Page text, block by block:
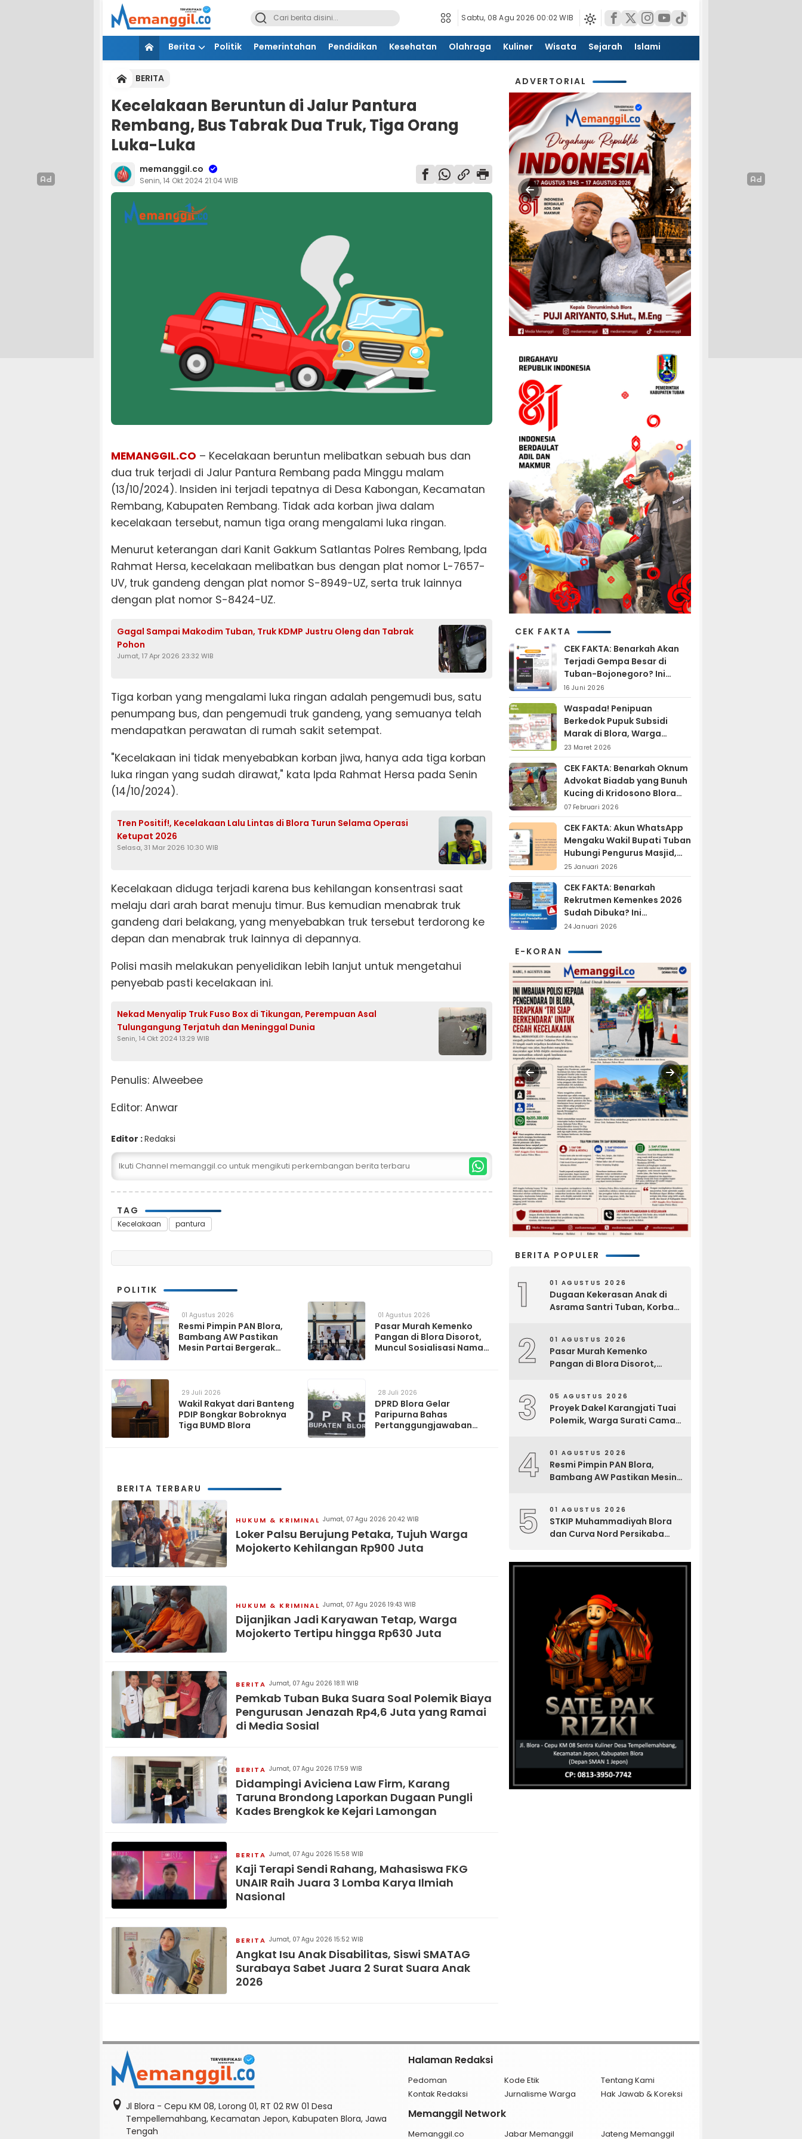
Sabtu, 08 Agu 2026 00:02 WIB
Berita Politik Pemerintahan Pendidikan Kesehatan Olahraga Kuliner Wisata Sejarah Islami
BERITA
Kecelakaan Beruntun di Jalur Pantura
Rembang, Bus Tabrak Dua Truk, Tiga Orang
Luka-Luka
memanggil.co
Senin, 14 Okt 2024 21:04 WIB
MEMANGGIL.CO – Kecelakaan beruntun melibatkan sebuah bus dan
dua truk terjadi di Jalur Pantura Rembang pada Minggu malam
(13/10/2024). Insiden ini terjadi tepatnya di Desa Kabongan, Kecamatan
Rembang, Kabupaten Rembang. Tidak ada korban jiwa dalam
kecelakaan tersebut, namun tiga orang mengalami luka ringan.
Menurut keterangan dari Kanit Gakkum Satlantas Polres Rembang, Ipda
Rahmat Hersa, kecelakaan melibatkan bus dengan plat nomor L-7657-
UV, truk gandeng dengan plat nomor S-8949-UZ, serta truk lainnya
dengan plat nomor S-8424-UZ.
Gagal Sampai Makodim Tuban, Truk KDMP Justru Oleng dan Tabrak
Pohon
Jumat, 17 Apr 2026 23:32 WIB
Tiga korban yang mengalami luka ringan adalah pengemudi bus, satu
penumpang bus, dan pengemudi truk gandeng, yang semuanya telah
mendapatkan perawatan di rumah sakit setempat.
"Kecelakaan ini tidak menyebabkan korban jiwa, hanya ada tiga korban
luka ringan yang sudah dirawat," kata Ipda Rahmat Hersa pada Senin
(14/10/2024).
Tren Positif!, Kecelakaan Lalu Lintas di Blora Turun Selama Operasi
Ketupat 2026
Selasa, 31 Mar 2026 10:30 WIB
Kecelakaan diduga terjadi karena bus kehilangan konsentrasi saat
melaju dari arah barat menuju timur. Bus kemudian menabrak truk
gandeng dari belakang, yang menyebabkan truk tersebut terdorong ke
depan dan menabrak truk lainnya di depannya.
Polisi masih melakukan penyelidikan lebih lanjut untuk mengetahui
penyebab pasti kecelakaan ini.
Nekad Menyalip Truk Fuso Box di Tikungan, Perempuan Asal
Tulungangung Terjatuh dan Meninggal Dunia
Senin, 14 Okt 2024 13:29 WIB
Penulis: Alweebee
Editor: Anwar
Editor :Redaksi
Ikuti Channel memanggil.co untuk mengikuti perkembangan berita terbaru
TAG
Kecelakaan pantura
POLITIK
01 Agustus 2026
Resmi Pimpin PAN Blora,
Bambang AW Pastikan
Mesin Partai Bergerak
01 Agustus 2026
Pasar Murah Kemenko
Pangan di Blora Disorot,
Muncul Sosialisasi Nama
29 Juli 2026
Wakil Rakyat dari Banteng
PDIP Bongkar Bobroknya
Tiga BUMD Blora
28 Juli 2026
DPRD Blora Gelar
Paripurna Bahas
Pertanggungjawaban
BERITA TERBARU
HUKUM & KRIMINAL Jumat, 07 Agu 2026 20:42 WIB
Loker Palsu Berujung Petaka, Tujuh Warga
Mojokerto Kehilangan Rp900 Juta
HUKUM & KRIMINAL Jumat, 07 Agu 2026 19:43 WIB
Dijanjikan Jadi Karyawan Tetap, Warga
Mojokerto Tertipu hingga Rp630 Juta
BERITA Jumat, 07 Agu 2026 18:11 WIB
Pemkab Tuban Buka Suara Soal Polemik Biaya
Pengurusan Jenazah Rp4,6 Juta yang Ramai
di Media Sosial
BERITA Jumat, 07 Agu 2026 17:59 WIB
Didampingi Aviciena Law Firm, Karang
Taruna Brondong Laporkan Dugaan Pungli
Kades Brengkok ke Kejari Lamongan
BERITA Jumat, 07 Agu 2026 15:58 WIB
Kaji Terapi Sendi Rahang, Mahasiswa FKG
UNAIR Raih Juara 3 Lomba Karya Ilmiah
Nasional
BERITA Jumat, 07 Agu 2026 15:52 WIB
Angkat Isu Anak Disabilitas, Siswi SMATAG
Surabaya Sabet Juara 2 Surat Suara Anak
2026
ADVERTORIAL
CEK FAKTA
CEK FAKTA: Benarkah Akan
Terjadi Gempa Besar di
Tuban-Bojonegoro? Ini
Penjelasan BMKG
16 Juni 2026
Waspada! Penipuan
Berkedok Pupuk Subsidi
Marak di Blora, Warga
Diminta Hati-hati
23 Maret 2026
CEK FAKTA: Benarkah Oknum
Advokat Biadab yang Bunuh
Kucing di Kridosono Blora
Sudah Resmi Jadi
Tersangka?
07 Februari 2026
CEK FAKTA: Akun WhatsApp
Mengaku Wakil Bupati Tuban
Hubungi Pengurus Masjid,
Dipastikan Hoaks
25 Januari 2026
CEK FAKTA: Benarkah
Rekrutmen Kemenkes 2026
Sudah Dibuka? Ini
Penjelasan Resmi BKN
24 Januari 2026
E-KORAN
BERITA POPULER
1 01 AGUSTUS 2026
Dugaan Kekerasan Anak di
Asrama Santri Tuban, Korban
2 01 AGUSTUS 2026
Pasar Murah Kemenko
Pangan di Blora Disorot,
3 05 AGUSTUS 2026
Proyek Dakel Karangjati Tuai
Polemik, Warga Surati Camat
4 01 AGUSTUS 2026
Resmi Pimpin PAN Blora,
Bambang AW Pastikan Mesin
5 01 AGUSTUS 2026
STKIP Muhammadiyah Blora
dan Curva Nord Persikaba
Jl Blora - Cepu KM 08, Lorong 01, RT 02 RW 01 Desa
Tempellemahbang, Kecamatan Jepon, Kabupaten Blora, Jawa
Tengah
Halaman Redaksi
Pedoman Kode Etik
Tentang Kami
Kontak Redaksi
Jurnalisme Warga Hak Jawab & Koreksi
Memanggil Network
Memanggil.co Jabar Memanggil Jateng Memanggil